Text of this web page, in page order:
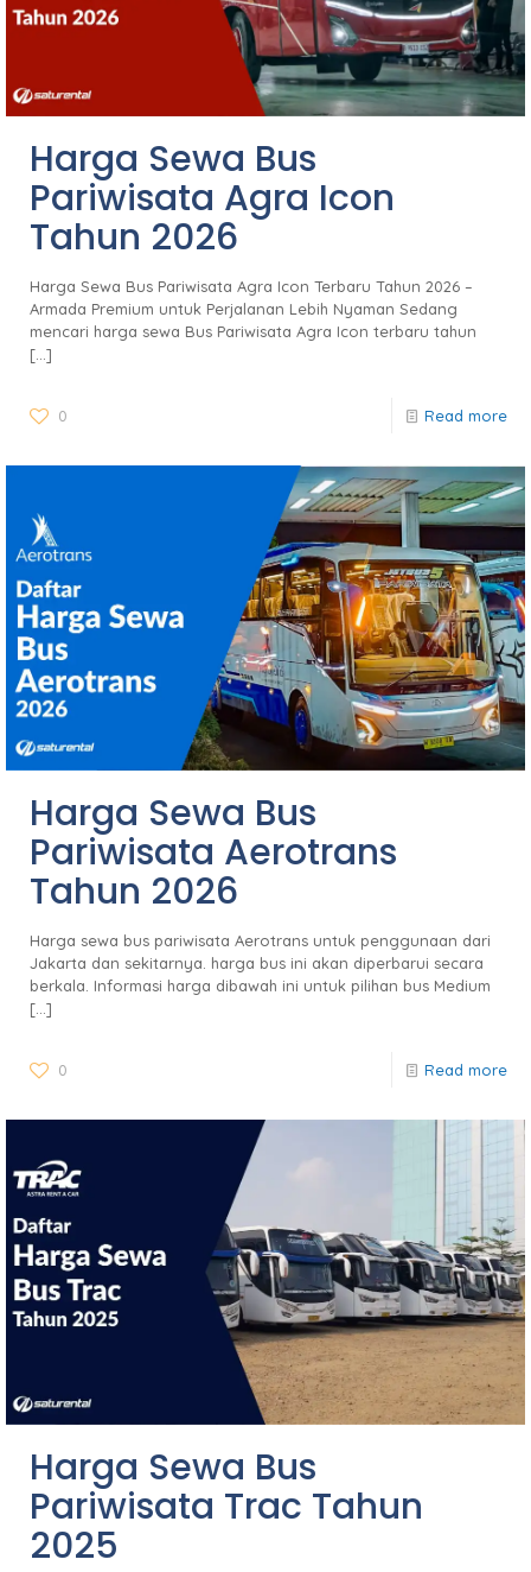
Harga Sewa Bus
Pariwisata Agra Icon
Tahun 2026
Harga Sewa Bus Pariwisata Agra Icon Terbaru Tahun 2026 –
Armada Premium untuk Perjalanan Lebih Nyaman Sedang
mencari harga sewa Bus Pariwisata Agra Icon terbaru tahun
[…]
0 Read more
Harga Sewa Bus
Pariwisata Aerotrans
Tahun 2026
Harga sewa bus pariwisata Aerotrans untuk penggunaan dari
Jakarta dan sekitarnya. harga bus ini akan diperbarui secara
berkala. Informasi harga dibawah ini untuk pilihan bus Medium
[…]
0 Read more
Harga Sewa Bus
Pariwisata Trac Tahun
2025